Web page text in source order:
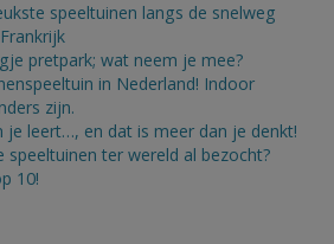
speeltuinen langs de snelweg
pretpark; wat neem je mee?
in Nederland! Indoor
zijn.
je leert…, en dat is meer dan je denkt!
speeltuinen ter wereld al bezocht?
10!